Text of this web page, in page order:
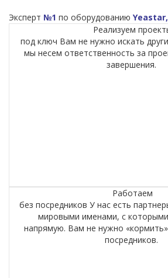
Эксперт №1 по оборудованию
Реализуем
под ключ Вам не нужно искать
мы несем ответственность за
завершения.
Работаем
без посредников У нас есть
мировыми именами, с
напрямую. Вам не нужно
посредников.